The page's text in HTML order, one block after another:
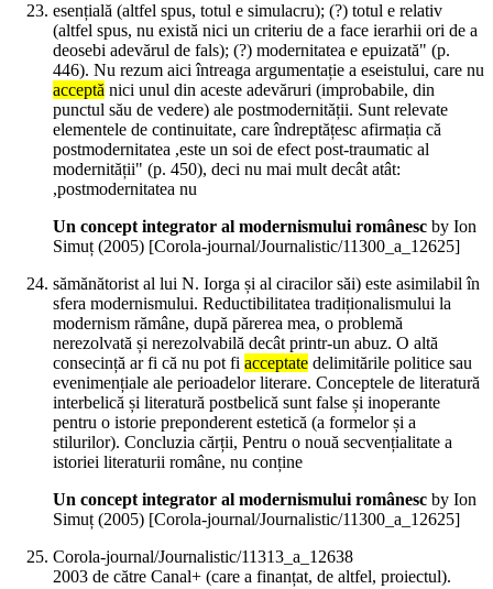
esențială (altfel spus, totul e simulacru); (?) totul e relativ
(altfel spus, nu există nici un criteriu de a face ierarhii ori de a
deosebi adevărul de fals); (?) modernitatea e epuizată" (p.
446). Nu rezum aici întreaga argumentație a eseistului, care nu
acceptă nici unul din aceste adevăruri (improbabile, din
punctul său de vedere) ale postmodernității. Sunt relevate
elementele de continuitate, care îndreptățesc afirmația că
postmodernitatea ,este un soi de efect post-traumatic al
modernității" (p. 450), deci nu mai mult decât atât:
,postmodernitatea nu
Un concept integrator al modernismului românesc by Ion
Simuț (2005) [Corola-journal/Journalistic/11300_a_12625]
sămănătorist al lui N. Iorga și al ciracilor săi) este asimilabil în
sfera modernismului. Reductibilitatea tradiționalismului la
modernism rămâne, după părerea mea, o problemă
nerezolvată și nerezolvabilă decât printr-un abuz. O altă
consecință ar fi că nu pot fi acceptate delimitările politice sau
evenimențiale ale perioadelor literare. Conceptele de literatură
interbelică și literatură postbelică sunt false și inoperante
pentru o istorie preponderent estetică (a formelor și a
stilurilor). Concluzia cărții, Pentru o nouă secvențialitate a
istoriei literaturii române, nu conține
Un concept integrator al modernismului românesc by Ion
Simuț (2005) [Corola-journal/Journalistic/11300_a_12625]
Corola-journal/Journalistic/11313_a_12638
2003 de către Canal+ (care a finanțat, de altfel, proiectul).